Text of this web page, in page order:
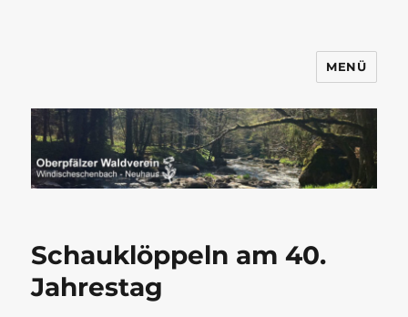
Windischeschenbach-Neuhaus
MENÜ
Berichte
des
OWV-
Schauklöppeln am 40.
Jahrestag